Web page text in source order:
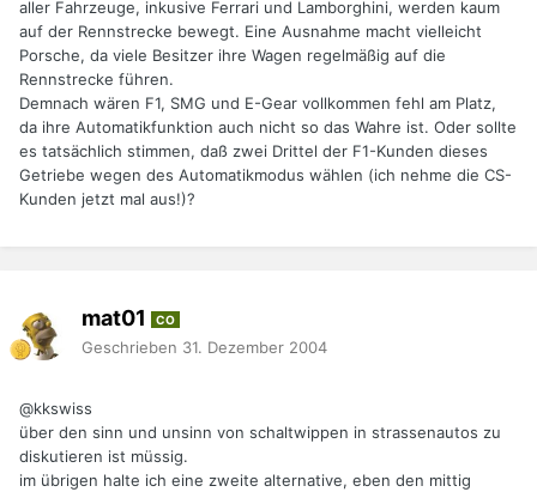
aller Fahrzeuge, inkusive Ferrari und Lamborghini, werden kaum
auf der Rennstrecke bewegt. Eine Ausnahme macht vielleicht
Porsche, da viele Besitzer ihre Wagen regelmäßig auf die
Rennstrecke führen.
Demnach wären F1, SMG und E-Gear vollkommen fehl am Platz,
da ihre Automatikfunktion auch nicht so das Wahre ist. Oder sollte
es tatsächlich stimmen, daß zwei Drittel der F1-Kunden dieses
Getriebe wegen des Automatikmodus wählen (ich nehme die CS-
Kunden jetzt mal aus!)?
mat01 CO
Geschrieben 31. Dezember 2004
@kkswiss
über den sinn und unsinn von schaltwippen in strassenautos zu
diskutieren ist müssig.
im übrigen halte ich eine zweite alternative, eben den mittig